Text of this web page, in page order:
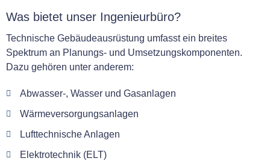
Was bietet unser Ingenieurbüro?
Technische Gebäudeausrüstung umfasst ein breites
Spektrum an Planungs- und Umsetzungskomponenten.
Dazu gehören unter anderem:
Abwasser-, Wasser und Gasanlagen
Wärmeversorgungsanlagen
Lufttechnische Anlagen
Elektrotechnik (ELT)